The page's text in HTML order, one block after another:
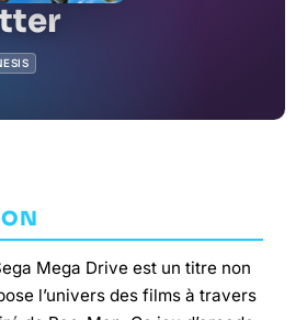
Mega Drive est un titre non
l’univers des films à travers